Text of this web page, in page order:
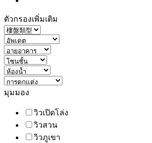
ตัวกรองเพิ่มเติม
มุมมอง
วิวเปิดโล่ง
วิวสวน
วิวภูเขา